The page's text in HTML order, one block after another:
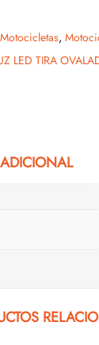
,
LED TIRA